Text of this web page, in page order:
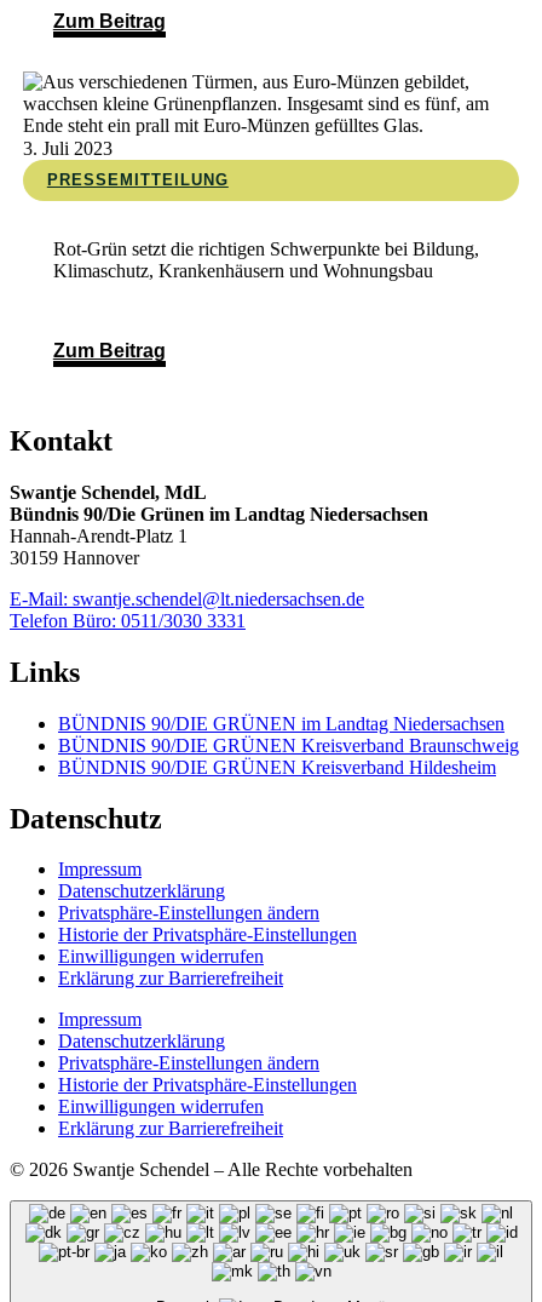
Zum Beitrag
3. Juli 2023
PRESSEMITTEILUNG
Rot-Grün setzt die richtigen Schwerpunkte bei Bildung,
Klimaschutz, Krankenhäusern und Wohnungsbau
Zum Beitrag
Kontakt
Swantje Schendel, MdL
Bündnis 90/Die Grünen im Landtag Niedersachsen
Hannah-Arendt-Platz 1
30159 Hannover
E-Mail: swantje.schendel@lt.niedersachsen.de
Telefon Büro: 0511/3030 3331
Links
BÜNDNIS 90/DIE GRÜNEN im Landtag Niedersachsen
BÜNDNIS 90/DIE GRÜNEN Kreisverband Braunschweig
BÜNDNIS 90/DIE GRÜNEN Kreisverband Hildesheim
Datenschutz
Impressum
Datenschutzerklärung
Privatsphäre-Einstellungen ändern
Historie der Privatsphäre-Einstellungen
Einwilligungen widerrufen
Erklärung zur Barrierefreiheit
Impressum
Datenschutzerklärung
Privatsphäre-Einstellungen ändern
Historie der Privatsphäre-Einstellungen
Einwilligungen widerrufen
Erklärung zur Barrierefreiheit
© 2026 Swantje Schendel – Alle Rechte vorbehalten